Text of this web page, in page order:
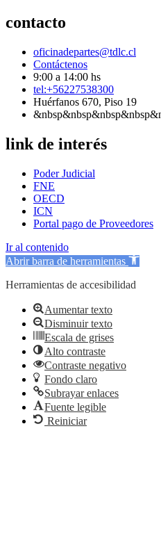
contacto
oficinadepartes@tdlc.cl
Contáctenos
9:00 a 14:00 hs
tel:+56227538300
Huérfanos 670, Piso 19
link de interés
Poder Judicial
FNE
OECD
ICN
Portal pago de Proveedores
Ir al contenido
Abrir barra de herramientas
Herramientas de accesibilidad
Aumentar texto
Disminuir texto
Escala de grises
Alto contraste
Contraste negativo
Fondo claro
Subrayar enlaces
Fuente legible
Reiniciar